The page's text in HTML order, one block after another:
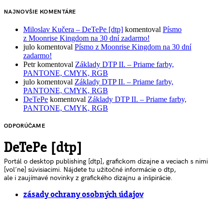
NAJNOVŠIE KOMENTÁRE
Miloslav Kučera – DeTePe [dtp] komentoval Písmo
z Moonrise Kingdom na 30 dní zadarmo!
julo komentoval Písmo z Moonrise Kingdom na 30 dní
zadarmo!
Petrkomentoval Základy DTP II. – Priame farby,
PANTONE, CMYK, RGB
julo komentoval Základy DTP II. – Priame farby,
PANTONE, CMYK, RGB
DeTePe komentoval Základy DTP II. – Priame farby,
PANTONE, CMYK, RGB
ODPORÚČAME
DeTePe [dtp]
Portál o desktop publishing [dtp], grafickom dizajne a veciach s nimi
[voľne] súvisiacimi. Nájdete tu užitočné informácie o dtp,
ale i zaujímavé novinky z grafického dizajnu a inšpirácie.
zásady ochrany osobných údajov